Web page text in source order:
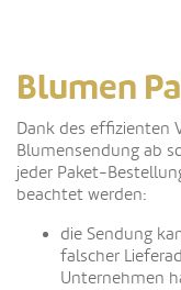
Blumen
Dank des effizienten
Blumensendung ab
jeder Paket-
beachtet werden:
die Sendung
falscher
Unternehmen